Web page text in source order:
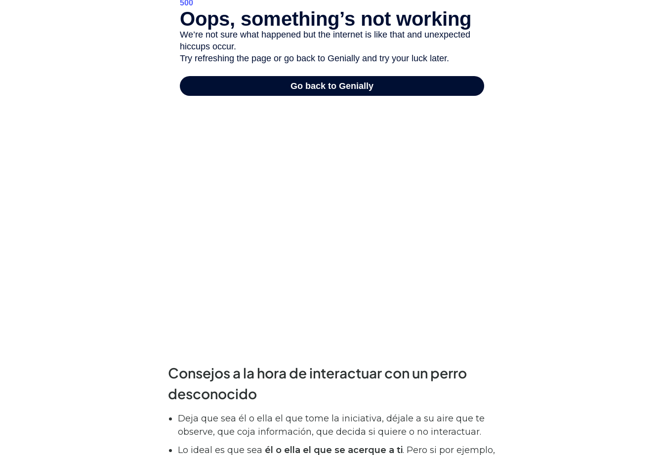
Consejos a la hora de interactuar con un perro
desconocido
Deja que sea él o ella el que tome la iniciativa, déjale a su aire que te
observe, que coja información, que decida si quiere o no interactuar.
Lo ideal es que sea él o ella el que se acerque a ti. Pero si por ejemplo,